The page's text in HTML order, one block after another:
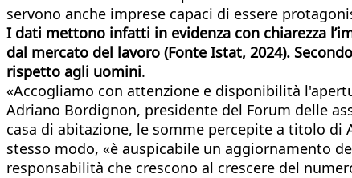
servono anche imprese capaci di essere
I dati mettono infatti in evidenza con chiarezza
dal mercato del lavoro (Fonte Istat, 2024).
rispetto agli uomini.
«Accogliamo con attenzione e disponibilità
Adriano Bordignon, presidente del Forum delle
casa di abitazione, le somme percepite a titolo
stesso modo, «è auspicabile un aggiornamento
responsabilità che crescono al crescere del